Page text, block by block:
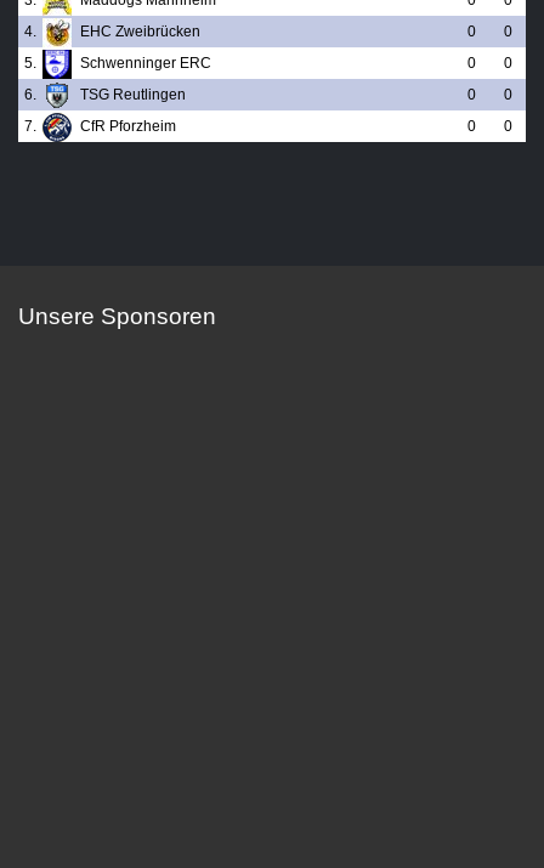
4.
EHC Zweibrücken 0
0
5.
Schwenninger ERC 0
0
6.
TSG Reutlingen 0
0
7.
CfR Pforzheim 0 0
Unsere Sponsoren